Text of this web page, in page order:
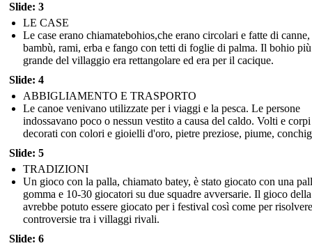
Slide: 3
LE CASE
Le case erano chiamatebohios,che erano circolari e fatte di canne,
bambù, rami, erba e fango con tetti di foglie di palma. Il bohio più
grande del villaggio era rettangolare ed era per il cacique.
Slide: 4
ABBIGLIAMENTO E TRASPORTO
Le canoe venivano utilizzate per i viaggi e la pesca. Le persone
indossavano poco o nessun vestito a causa del caldo. Volti e
decorati con colori e gioielli d'oro, pietre preziose, piume,
Slide: 5
TRADIZIONI
Un gioco con la palla, chiamato batey, è stato giocato con una
gomma e 10-30 giocatori su due squadre avversarie. Il gioco
avrebbe potuto essere giocato per i festival così come per
controversie tra i villaggi rivali.
Slide: 6